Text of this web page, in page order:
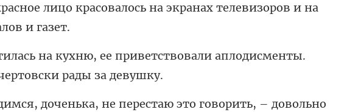
совалось на экранах телевизоров
приветствовали аплодисменты.
рестаю это говорить, – довольно